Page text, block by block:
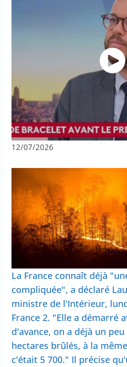
12/07/2026
La France connaît déjà
compliquée", a déclaré
ministre de l'Intérieur,
France 2. "Elle a démarré
d'avance, on a déjà un
hectares brûlés, à la
c'était 5 700." Il précise